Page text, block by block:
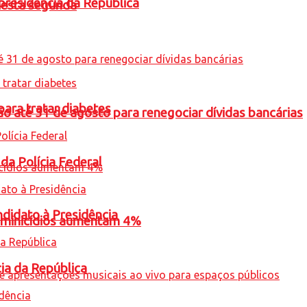
segunda
até 31 de agosto para renegociar dívidas bancárias
aumentam 4%
tratar diabetes
Polícia Federal
à Presidência
da República